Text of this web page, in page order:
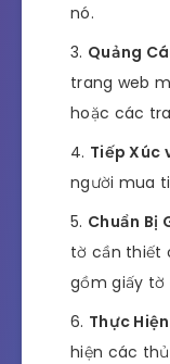
nó.
Quảng
trang web
hoặc các
Tiếp Xúc
người mua
Chuẩn Bị
tờ cần thiết
gồm giấy tờ
Thực
hiện các